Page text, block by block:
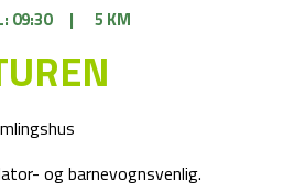
09:30 | 5 KM
og barnevognsvenlig.